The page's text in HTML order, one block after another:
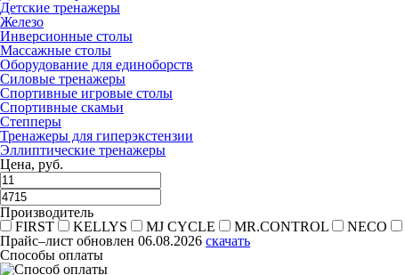
Детские тренажеры
Железо
Инверсионные столы
Массажные столы
Оборудование для единоборств
Силовые тренажеры
Спортивные игровые столы
Спортивные скамьи
Степперы
Тренажеры для гиперэкстензии
Эллиптические тренажеры
Цена, руб.
Производитель
FIRST
KELLYS MJ CYCLE MR.CONTROL NECO
Прайс–лист обновлен 06.08.2026 скачать
Способы оплаты